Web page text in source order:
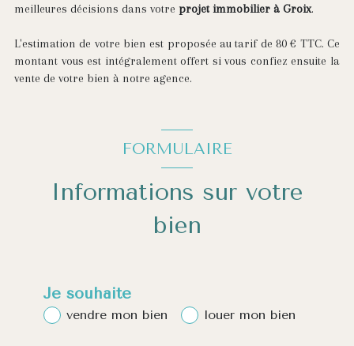
meilleures décisions dans votre projet immobilier à Groix.
L'estimation de votre bien est proposée au tarif de 80 € TTC. Ce
montant vous est intégralement offert si vous confiez ensuite la
vente de votre bien à notre agence.
FORMULAIRE
Informations sur votre
bien
Je souhaite
vendre mon bien louer mon bien